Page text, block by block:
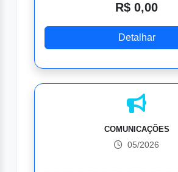
R$ 0,00
Detalhar
COMUNICAÇÕES
05/2026